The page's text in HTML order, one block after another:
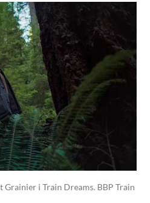
Grainier i Train Dreams. BBP Train